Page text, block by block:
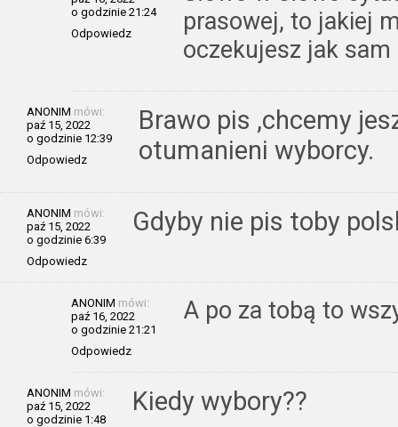
o godzinie 21:24
Odpowiedz
prasowej, to jakiej
oczekujesz jak
ANONIM mówi:
paź 15, 2022
o godzinie 12:39
Odpowiedz
Brawo pis ,chcemy
otumanieni wyborcy.
ANONIM mówi:
paź 15, 2022
o godzinie 6:39
Odpowiedz
Gdyby nie pis toby
ANONIM mówi:
paź 16, 2022
o godzinie 21:21
Odpowiedz
A po za tobą to
ANONIM mówi:
paź 15, 2022
o godzinie 1:48
Kiedy wybory??